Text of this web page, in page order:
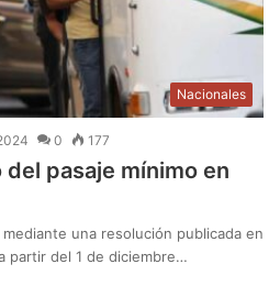
Nacionales
0 177
pasaje mínimo en
una resolución publicada en
partir del 1 de diciembre…